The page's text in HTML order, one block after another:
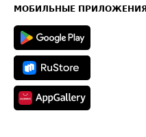
Техническая информация
МОБИЛЬНЫЕ ПРИЛОЖЕНИЯ